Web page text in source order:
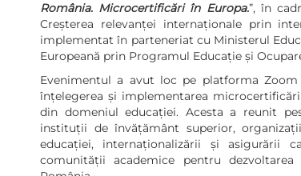
România. Microcertificări în Europa.”, în
Creșterea relevanței internaționale prin
implementat în parteneriat cu Ministerul
Europeană prin Programul Educație și
Evenimentul a avut loc pe platforma
înțelegerea și implementarea
din domeniul educației. Acesta a reunit
instituții de învățământ superior,
educației, internaționalizării și asigurării
comunității academice pentru